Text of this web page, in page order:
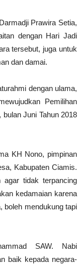
Prawira Setia,
dengan Hari Jadi
tersebut, juga untuk
dan damai.
dengan ulama,
Pemilihan
Juni Tahun 2018
KH Nono, pimpinan
Kabupaten Ciamis.
agar tidak terpancing
kedamaian karena
boleh mendukung tapi
SAW. Nabi
baik kepada negara-